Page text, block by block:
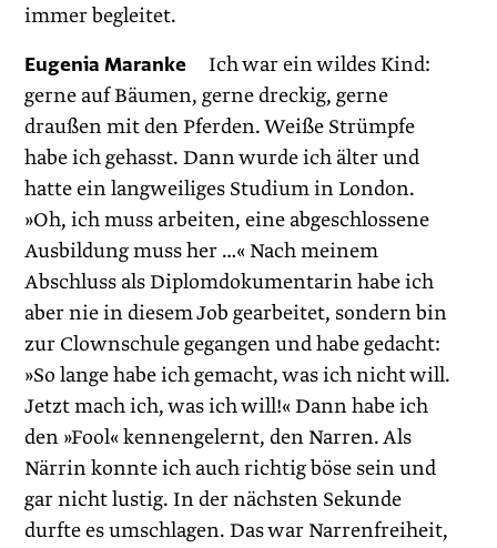
immer begleitet.
Eugenia Maranke Ich war ein wildes Kind:
gerne auf Bäumen, gerne dreckig, gerne
draußen mit den Pferden. Weiße Strümpfe
habe ich gehasst. Dann wurde ich älter und
hatte ein langweiliges Studium in London.
»Oh, ich muss arbeiten, eine abgeschlossene
Ausbildung muss her …« Nach meinem
Abschluss als Diplomdokumentarin habe ich
aber nie in diesem Job gearbeitet, sondern bin
zur Clownschule gegangen und habe gedacht:
»So lange habe ich gemacht, was ich nicht will.
Jetzt mach ich, was ich will!« Dann habe ich
den »Fool« kennengelernt, den Narren. Als
Närrin konnte ich auch richtig böse sein und
gar nicht lustig. In der nächsten Sekunde
durfte es umschlagen. Das war Narrenfreiheit,